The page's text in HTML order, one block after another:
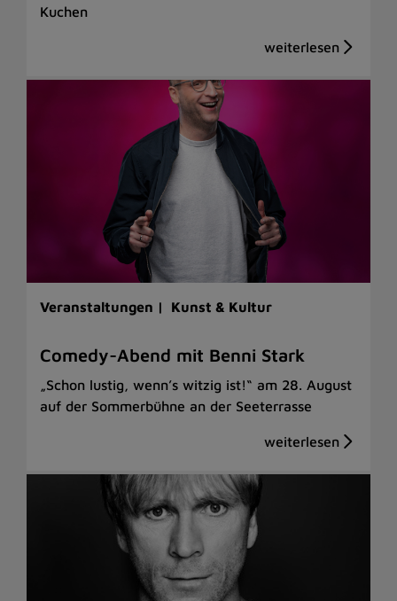
Kuchen
Veranstaltungen | Kunst & Kultur
Comedy-Abend mit Benni Stark
„Schon lustig, wenn’s witzig ist!“ am 28. August
auf der Sommerbühne an der Seeterrasse